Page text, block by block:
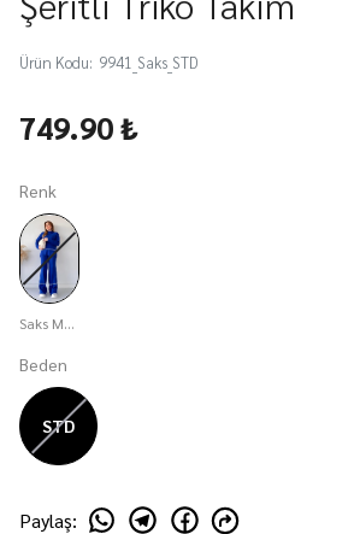
Ürün Kodu: 9941_Saks_STD
749.90 ₺
Renk
Saks Mavisi
Beden
STD
Paylaş: